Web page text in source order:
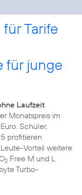
Tarife
für junge
Laufzeit
Monatspreis im
Schüler,
profitieren
Vorteil weitere
2 Free M und L
Turbo-